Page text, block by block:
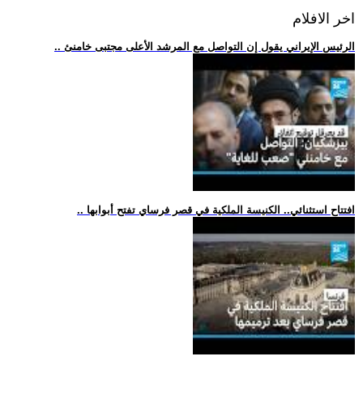
اخر الافلام
.. الرئيس الإيراني يقول إن التواصل مع المرشد الأعلى مجتبى خامنئ
.. افتتاح استثنائي.. الكنيسة الملكية في قصر فرساي تفتح أبوابها